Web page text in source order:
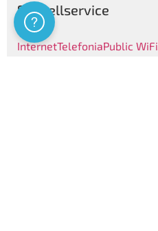
Schnellservice
InternetTelefoniaPublic WiFi